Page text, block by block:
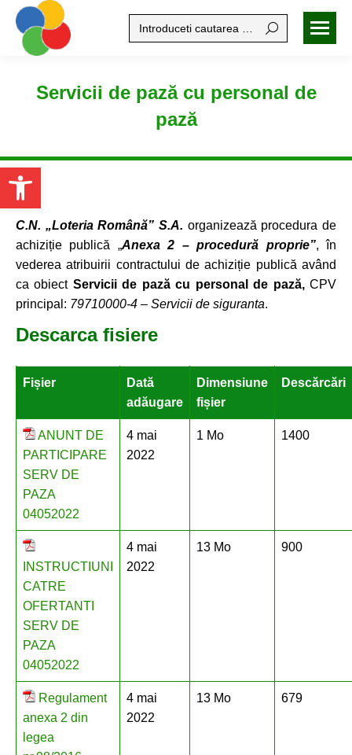
Open toolbar
Search:
Servicii de pază cu personal de
pază
C.N. „Loteria Română” S.A. organizează procedura de
achiziție publică „Anexa 2 – procedură proprie”, în
vederea atribuirii contractului de achiziție publică având
ca obiect Servicii de pază cu personal de pază,CPV
principal: 79710000-4 – Servicii de siguranta.
Descarca fisiere
Fișier
Dată
adăugare
Dimensiune
fișier
Descărcări
ANUNT DE
PARTICIPARE
SERV DE
PAZA
04052022
4 mai
2022
1 Mo 1400
INSTRUCTIUNI
CATRE
OFERTANTI
SERV DE
PAZA
04052022
4 mai
2022
13 Mo 900
Regulament
anexa 2 din
legea
4 mai
2022
13 Mo 679